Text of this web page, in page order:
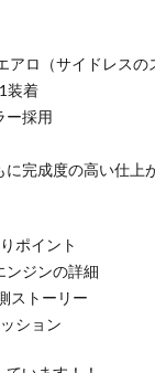
アロ（サイドレスの
装着
ー採用
完成度の高い仕上
ポイント
ンジンの詳細
ストーリー
ション